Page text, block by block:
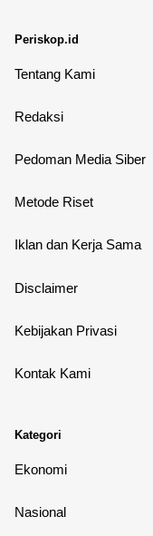
Periskop.id
Tentang Kami
Redaksi
Pedoman Media Siber
Metode Riset
Iklan dan Kerja Sama
Disclaimer
Kebijakan Privasi
Kontak Kami
Kategori
Ekonomi
Nasional